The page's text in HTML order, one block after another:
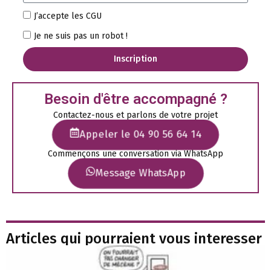
J’accepte les CGU
Je ne suis pas un robot !
Inscription
Besoin d'être accompagné ?
Contactez-nous et parlons de votre projet
Appeler le 04 90 56 64 14
Commençons une conversation via WhatsApp
Message WhatsApp
Articles qui pourraient vous interesser